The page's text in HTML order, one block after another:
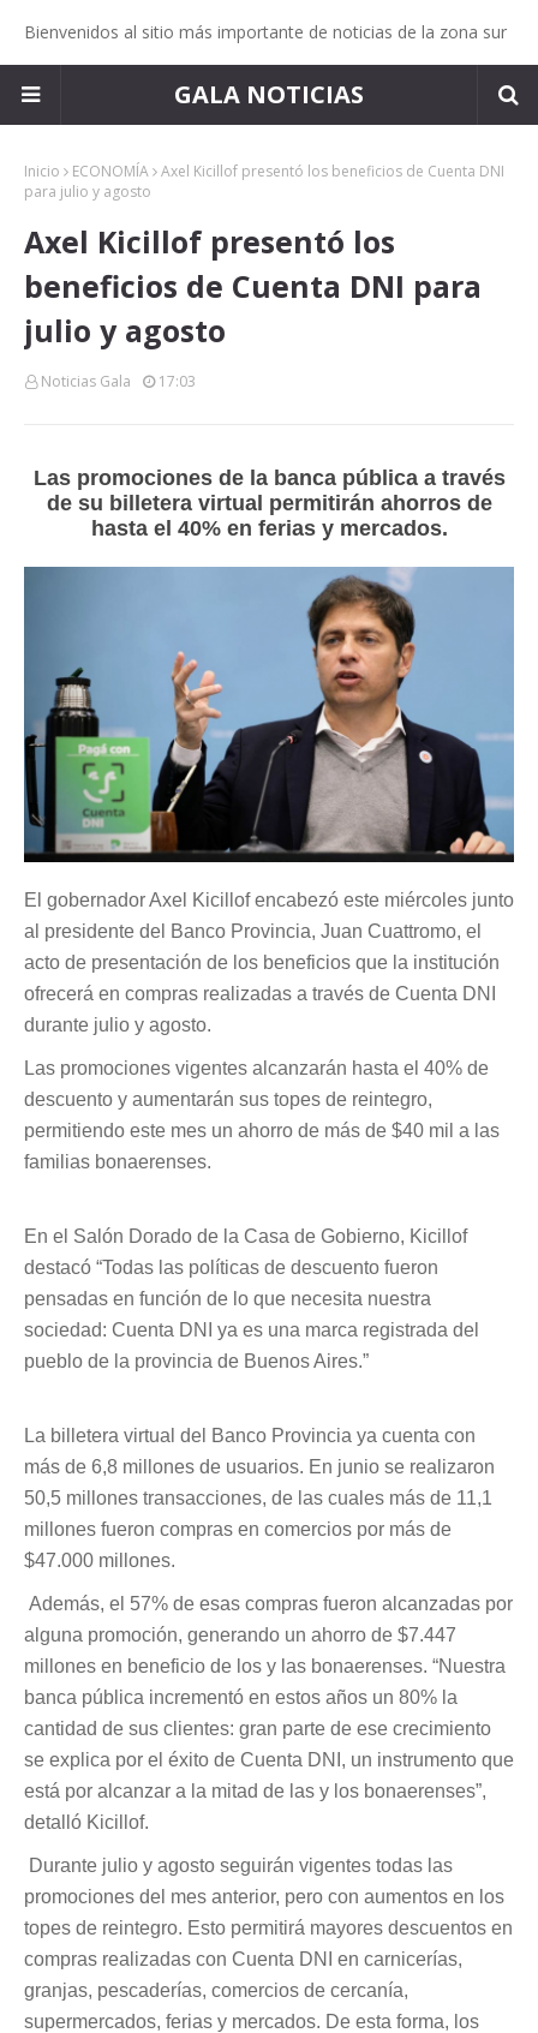
Bienvenidos al sitio más importante de noticias de la zona sur
GALA NOTICIAS
Inicio ECONOMÍA Axel Kicillof presentó los beneficios de Cuenta DNI
para julio y agosto
Axel Kicillof presentó los
beneficios de Cuenta DNI para
julio y agosto
Noticias Gala 17:03
Las promociones de la banca pública a través
de su billetera virtual permitirán ahorros de
hasta el 40% en ferias y mercados.
El gobernador Axel Kicillof encabezó este miércoles junto
al presidente del Banco Provincia, Juan Cuattromo, el
acto de presentación de los beneficios que la institución
ofrecerá en compras realizadas a través de Cuenta DNI
durante julio y agosto.
Las promociones vigentes alcanzarán hasta el 40% de
descuento y aumentarán sus topes de reintegro,
permitiendo este mes un ahorro de más de $40 mil a las
familias bonaerenses.
En el Salón Dorado de la Casa de Gobierno, Kicillof
destacó “Todas las políticas de descuento fueron
pensadas en función de lo que necesita nuestra
sociedad: Cuenta DNI ya es una marca registrada del
pueblo de la provincia de Buenos Aires.”
La billetera virtual del Banco Provincia ya cuenta con
más de 6,8 millones de usuarios. En junio se realizaron
50,5 millones transacciones, de las cuales más de 11,1
millones fueron compras en comercios por más de
$47.000 millones.
Además, el 57% de esas compras fueron alcanzadas por
alguna promoción, generando un ahorro de $7.447
millones en beneficio de los y las bonaerenses. “Nuestra
banca pública incrementó en estos años un 80% la
cantidad de sus clientes: gran parte de ese crecimiento
se explica por el éxito de Cuenta DNI, un instrumento que
está por alcanzar a la mitad de las y los bonaerenses”,
detalló Kicillof.
Durante julio y agosto seguirán vigentes todas las
promociones del mes anterior, pero con aumentos en los
topes de reintegro. Esto permitirá mayores descuentos en
compras realizadas con Cuenta DNI en carnicerías,
granjas, pescaderías, comercios de cercanía,
supermercados, ferias y mercados. De esta forma, los